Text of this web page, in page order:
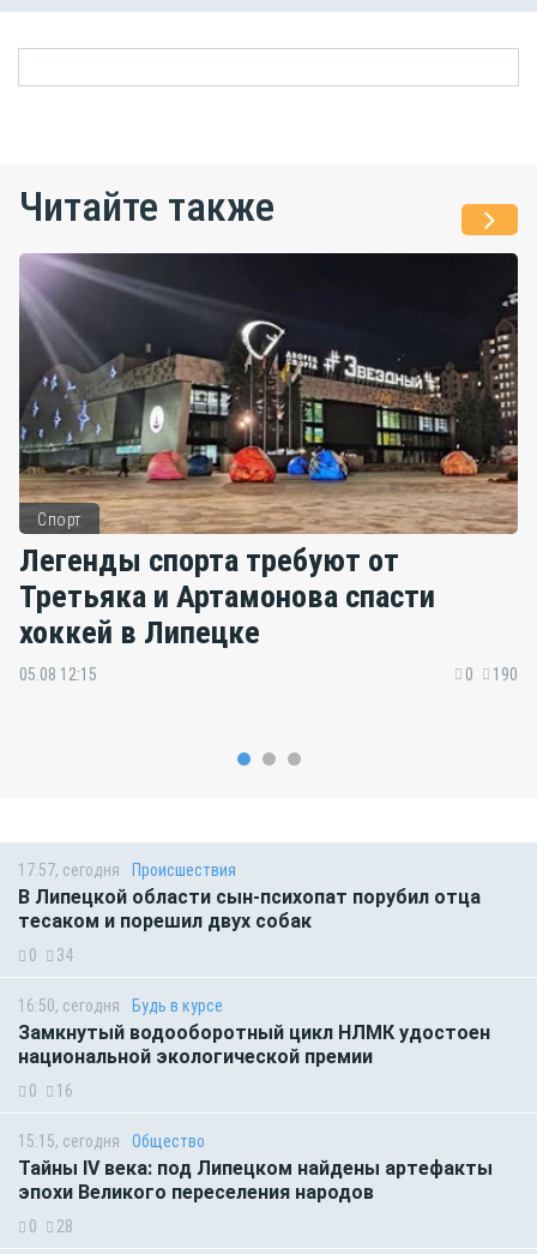
Читайте также
Спорт
Легенды спорта требуют от
Третьяка и Артамонова спасти
хоккей в Липецке
05.08 12:15 0 190
17:57, сегодня Происшествия
В Липецкой области сын-психопат порубил отца
тесаком и порешил двух собак
0 34
16:50, сегодня Будь в курсе
Замкнутый водооборотный цикл НЛМК удостоен
национальной экологической премии
0 16
15:15, сегодня Общество
Тайны IV века: под Липецком найдены артефакты
эпохи Великого переселения народов
0 28